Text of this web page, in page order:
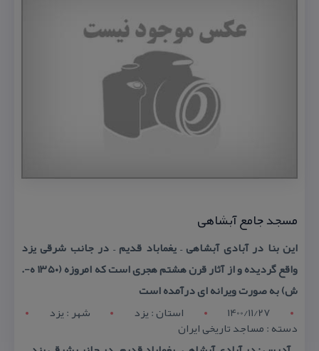
مسجد جامع آبشاهی
این بنا در آبادی آبشاهی – یغماباد قدیم – در جانب شرقی یزد
واقع گردیده و از آثار قرن هشتم هجری است كه امروزه (۱۳۵۰ ه-.
ش) به صورت ویرانه ای درآمده است
1400/11/27
استان : يزد شهر : يزد
دسته : مساجد تاریخی ایران